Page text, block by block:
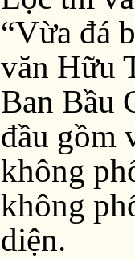
“Vừa đá
văn Hữu
Ban Bầu
đầu gồm
không
không
diện.